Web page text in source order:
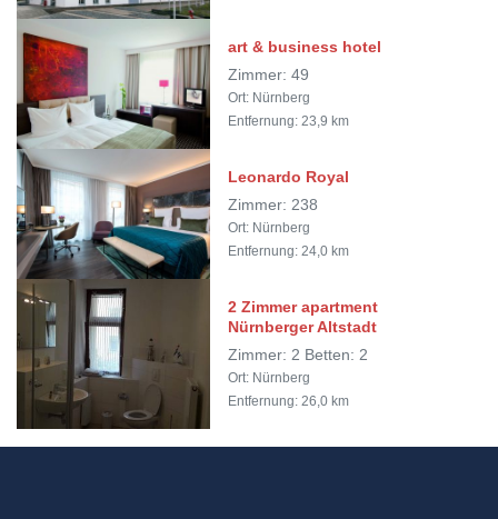
art & business hotel
Zimmer: 49
Ort: Nürnberg
Entfernung: 23,9 km
Leonardo Royal
Zimmer: 238
Ort: Nürnberg
Entfernung: 24,0 km
2 Zimmer apartment
Nürnberger Altstadt
Zimmer: 2 Betten: 2
Ort: Nürnberg
Entfernung: 26,0 km